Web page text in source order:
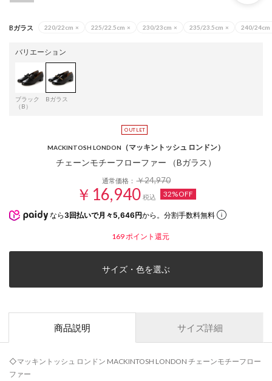
Bガラス 220/22cm × 225/22.5cm × 230/23cm × 235/23.5cm × 240/24cm
バリエーション
ブラック
（B）
Bガラス
MACKINTOSH LONDON （マッキントッシュ ロンドン）
チェーンモチーフローファー （Bガラス）
通常価格：￥24,970
￥16,940 税込 32%OFF
なら 3回払いで月々5,646円から。分割手数料無料
169 ポイント還元
サイズ・色を選ぶ
商品説明 サイズ詳細
◇マッキントッシュ ロンドン MACKINTOSH LONDON チェーンモチーフロー
ファー